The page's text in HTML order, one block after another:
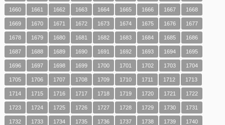
1660 1661 1662 1663 1664 1665 1666 1667 1668
1669 1670 1671 1672 1673 1674 1675 1676 1677
1678 1679 1680 1681 1682 1683 1684 1685 1686
1687 1688 1689 1690 1691 1692 1693 1694 1695
1696 1697 1698 1699 1700 1701 1702 1703 1704
1705 1706 1707 1708 1709 1710 1711 1712 1713
1714 1715 1716 1717 1718 1719 1720 1721 1722
1723 1724 1725 1726 1727 1728 1729 1730 1731
1732 1733 1734 1735 1736 1737 1738 1739 1740